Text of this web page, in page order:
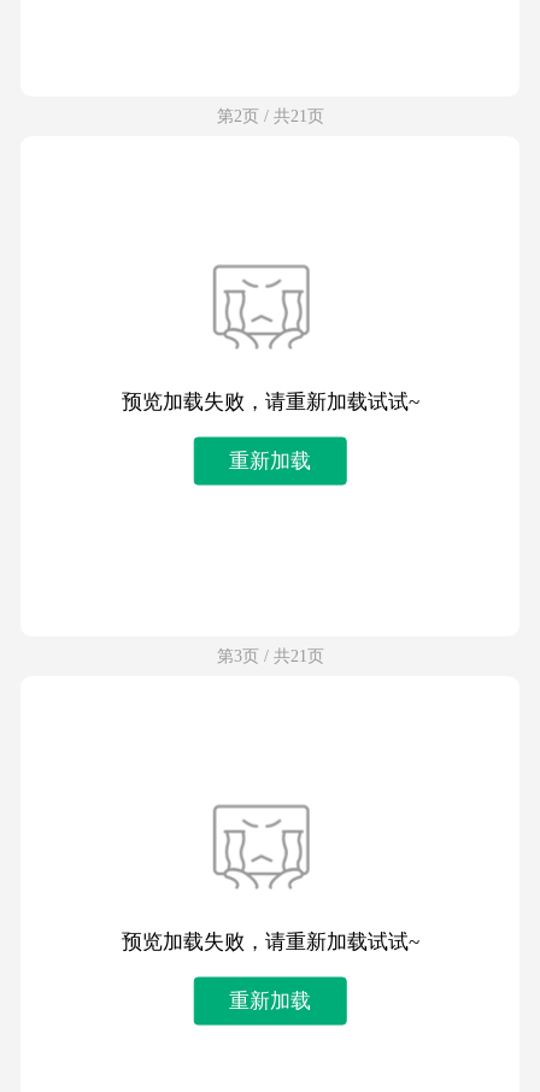
第2页 / 共21页
预览加载失败，请重新加载试试~
重新加载
第3页 / 共21页
预览加载失败，请重新加载试试~
重新加载